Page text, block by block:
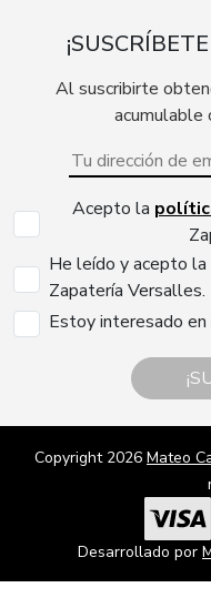
Al suscribirte
acumulable
Acepto la
He leído y acepto la
Zapatería Versalles.
Estoy interesado en
Copyright 2026 Mateo
Desarrollado por